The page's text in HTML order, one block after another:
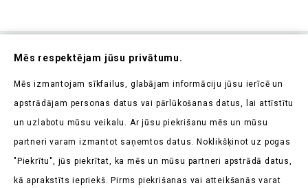
Abonējiet Mūsu Jaunumrakstu
Uzziniet pirmieji par mūsu jaunumiem un aktuālajām
Mēs respektējam jūsu privātumu.
Mēs izmantojam sīkfailus, glabājam informāciju jūsu ierīcē un
apstrādājam personas datus vai pārlūkošanas datus, lai attīstītu
un uzlabotu mūsu veikalu. Ar jūsu piekrišanu mēs un mūsu
partneri varam izmantot saņemtos datus. Noklikšķinot uz pogas
"Piekrītu", jūs piekrītat, ka mēs un mūsu partneri apstrādā datus,
kā aprakstīts iepriekš. Pirms piekrišanas vai atteikšanās varat